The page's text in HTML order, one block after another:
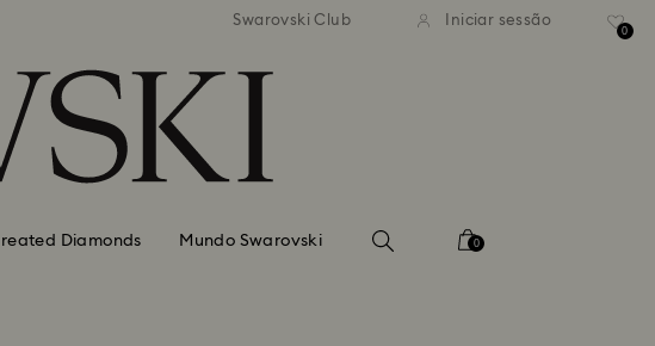
Envio normal gratuito para valores
superiores a 99 EUR
Envio normal gratuito para
superiores a 99 EUR
Swarovski Club Iniciar sessão
0
Diamonds Mundo Swarovski 0